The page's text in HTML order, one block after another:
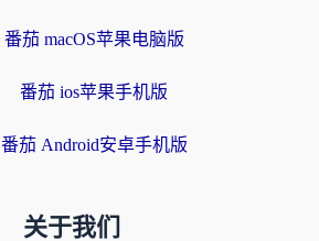
番茄 macOS苹果电脑版
番茄 ios苹果手机版
番茄 Android安卓手机版
关于我们